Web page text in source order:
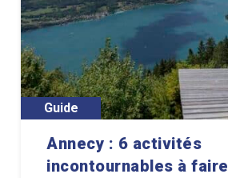
Guide
Annecy : 6 activités
incontournables à faire